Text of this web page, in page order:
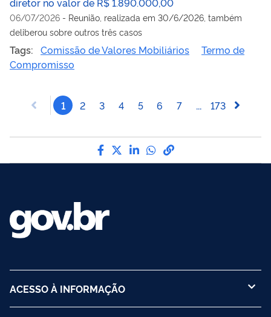
diretor no valor de R$ 1.890.000,00
06/07/2026 - Reunião, realizada em 30/6/2026, também
deliberou sobre outros três casos
Tags: Comissão de Valores Mobiliários
Termo de
Compromisso
1 2 3 4 5 6 7 ... 173
Compartilhe por Facebook
Compartilhe por Twitter
Compartilhe por
Compartilhe por
link para Copiar
ACESSO À INFORMAÇÃO